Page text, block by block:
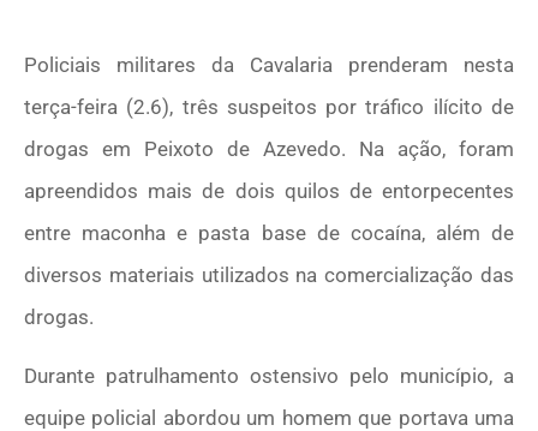
Policiais militares da Cavalaria prenderam nesta
terça-feira (2.6), três suspeitos por tráfico ilícito de
drogas em Peixoto de Azevedo. Na ação, foram
apreendidos mais de dois quilos de entorpecentes
entre maconha e pasta base de cocaína, além de
diversos materiais utilizados na comercialização das
drogas.
Durante patrulhamento ostensivo pelo município, a
equipe policial abordou um homem que portava uma